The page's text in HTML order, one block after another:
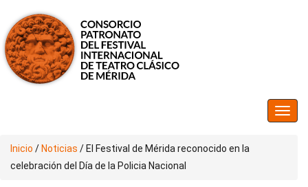
Inicio / Noticias / El Festival de Mérida reconocido en la
celebración del Día de la Policia Nacional